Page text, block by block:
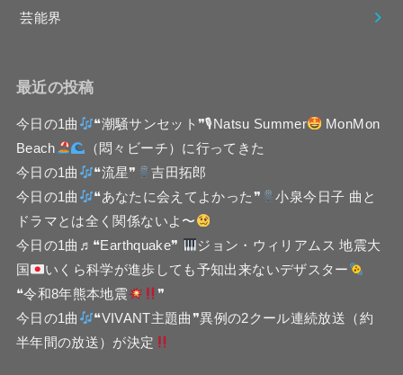
芸能界
最近の投稿
今日の1曲 ❝潮騒サンセット❞🎙Natsu Summer
MonMon
Beach
（悶々ビーチ）に行ってきた
今日の1曲
❝流星❞
吉田拓郎
今日の1曲
❝あなたに会えてよかった❞
小泉今日子 曲と
ドラマとは全く関係ないよ〜
今日の1曲♬❝Earthquake❞
ジョン・ウィリアムス 地震大
国
いくら科学が進歩しても予知出来ないデザスター
❝令和8年熊本地震
❞
今日の1曲
❝VIVANT主題曲❞異例の2クール連続放送（約
半年間の放送）が決定